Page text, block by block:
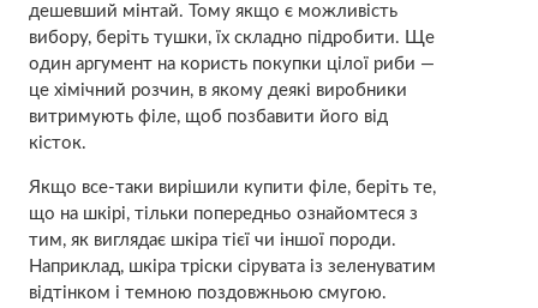
дешевший мінтай. Тому якщо є можливість
вибору, беріть тушки, їх складно підробити. Ще
один аргумент на користь покупки цілої риби —
це хімічний розчин, в якому деякі виробники
витримують філе, щоб позбавити його від
кісток.
Якщо все-таки вирішили купити філе, беріть те,
що на шкірі, тільки попередньо ознайомтеся з
тим, як виглядає шкіра тієї чи іншої породи.
Наприклад, шкіра тріски сірувата із зеленуватим
відтінком і темною поздовжньою смугою.